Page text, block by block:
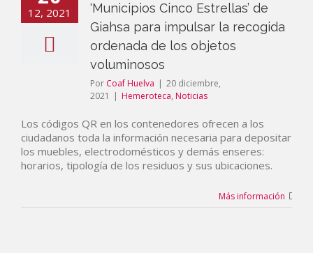
12, 2021
‘Municipios Cinco Estrellas’ de
Giahsa para impulsar la recogida
ordenada de los objetos
voluminosos
Por Coaf Huelva | 20 diciembre,
2021
| Hemeroteca, Noticias
Los códigos QR en los contenedores ofrecen a los
ciudadanos toda la información necesaria para depositar
los muebles, electrodomésticos y demás enseres:
horarios, tipología de los residuos y sus ubicaciones.
Más información